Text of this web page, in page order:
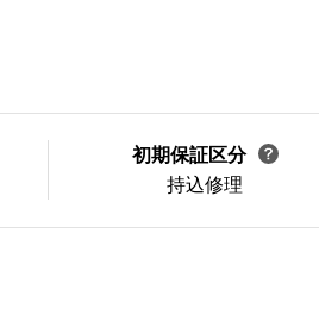
初期保証区分
持込修理